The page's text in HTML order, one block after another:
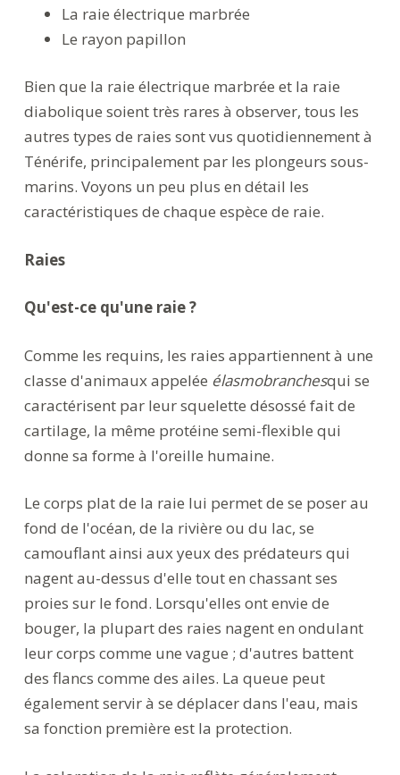
La raie électrique marbrée
Le rayon papillon
Bien que la raie électrique marbrée et la raie
diabolique soient très rares à observer, tous les
autres types de raies sont vus quotidiennement à
Ténérife, principalement par les plongeurs sous-
marins. Voyons un peu plus en détail les
caractéristiques de chaque espèce de raie.
Raies
Qu'est-ce qu'une raie ?
Comme les requins, les raies appartiennent à une
classe d'animaux appelée élasmobranchesqui se
caractérisent par leur squelette désossé fait de
cartilage, la même protéine semi-flexible qui
donne sa forme à l'oreille humaine.
Le corps plat de la raie lui permet de se poser au
fond de l'océan, de la rivière ou du lac, se
camouflant ainsi aux yeux des prédateurs qui
nagent au-dessus d'elle tout en chassant ses
proies sur le fond. Lorsqu'elles ont envie de
bouger, la plupart des raies nagent en ondulant
leur corps comme une vague ; d'autres battent
des flancs comme des ailes. La queue peut
également servir à se déplacer dans l'eau, mais
sa fonction première est la protection.